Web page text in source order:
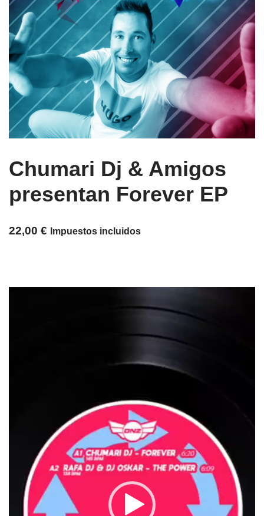
Chumari Dj & Amigos
presentan Forever EP
22,00 € Impuestos incluidos